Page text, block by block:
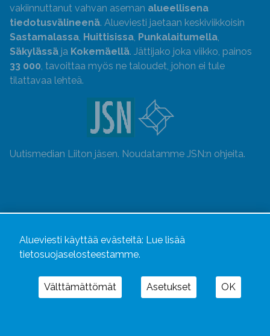
vakiinnuttanut vahvan aseman alueellisena
tiedotusvälineenä. Alueviesti jaetaan keskiviikkoisin
Sastamalassa, Huittisissa, Punkalaitumella,
Säkylässä ja Kokemäellä. Jättijako joka viikko, painos
33 000, tavoittaa myös ne taloudet, johon ei tule
tilattavaa lehteä.
Uutismedian Liiton jäsen. Noudatamme JSN:n ohjeita.
Alueviesti käyttää evästeitä: Lue lisää
tietosuojaselosteestamme.
Välttämättömät Asetukset OK